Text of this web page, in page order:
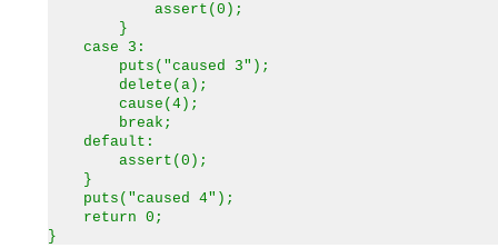
assert(0);
}
case 3:
puts("caused 3");
delete(a);
cause(4);
break;
default:
assert(0);
}
puts("caused 4");
return 0;
}